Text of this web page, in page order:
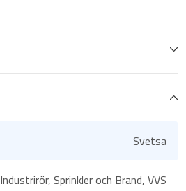
Svetsa
Industrirör, Sprinkler och Brand, VVS